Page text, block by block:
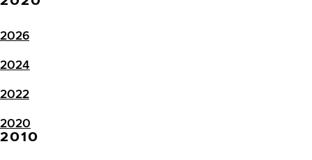
2026
2024
2022
2020
2010